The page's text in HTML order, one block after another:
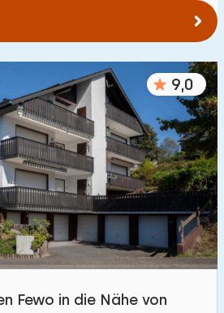
9,0
Fewo in die Nähe von